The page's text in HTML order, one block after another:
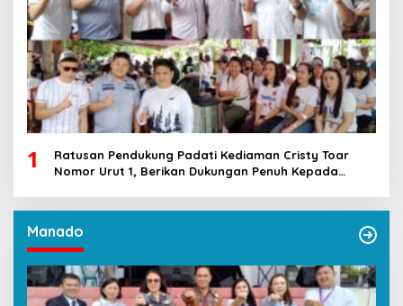
1
Ratusan Pendukung Padati Kediaman Cristy Toar
Nomor Urut 1, Berikan Dukungan Penuh Kepada
Manado